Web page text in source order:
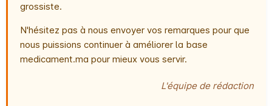
grossiste.
N'hésitez pas à nous envoyer vos remarques pour que
nous puissions continuer à améliorer la base
medicament.ma pour mieux vous servir.
L'équipe de rédaction